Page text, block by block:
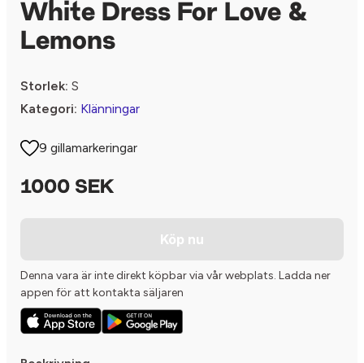
White Dress For Love &
Lemons
Storlek: S
Kategori: Klänningar
9 gillamarkeringar
1000 SEK
Köp nu
Denna vara är inte direkt köpbar via vår webplats. Ladda ner
appen för att kontakta säljaren